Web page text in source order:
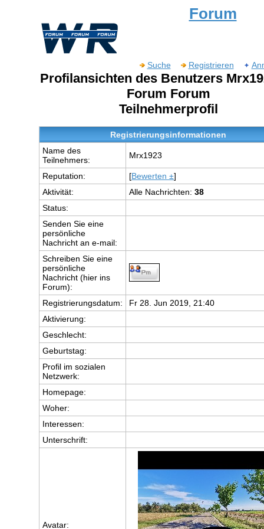
Forum
Suche Registrieren
Profilansichten des Benutzers
Forum Forum
Teilnehmerprofil
Registrierungsinformationen
Name des
Teilnehmers:
Mrx1923
Reputation: [Bewerten ±]
Aktivität:
Alle Nachrichten: 38
Status:
Senden Sie eine
persönliche
Nachricht an e-mail:
Schreiben Sie eine
persönliche
Nachricht (hier ins
Forum):
Registrierungsdatum:
Fr 28. Jun 2019, 21:40
Aktivierung:
Geschlecht:
Geburtstag:
Profil im sozialen
Netzwerk:
Homepage:
Woher:
Interessen:
Unterschrift:
Avatar: